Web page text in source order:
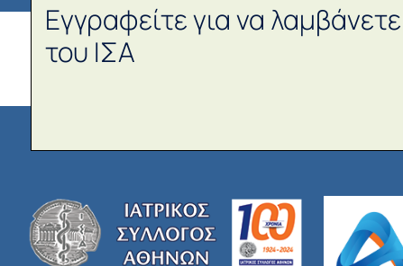
Εγγραφείτε για να
του ΙΣΑ